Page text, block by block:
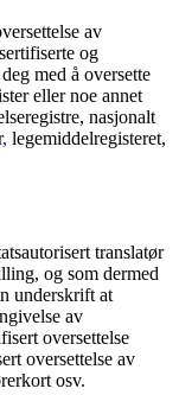
av
og
med å oversette
eller noe annet
nasjonalt
, legemiddelregisteret,
translatør
og som dermed
underskrift at
av
oversettelse
oversettelse av
osv.